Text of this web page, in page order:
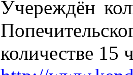
Учереждён
количестве 15